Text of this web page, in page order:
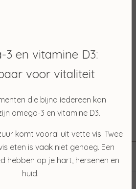
10:00 17:00
3 en vitamine D3:
voor vitaliteit
die bijna iedereen kan
omega-3 en vitamine D3.
komt vooral uit vette vis. Twee
eten is vaak niet genoeg. Een
hebben op je hart, hersenen en
huid.